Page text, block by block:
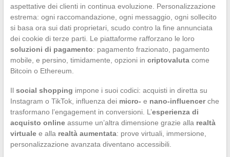
aspettative dei clienti in continua evoluzione. Personalizzazione
estrema: ogni raccomandazione, ogni messaggio, ogni sollecito
si basa ora sui dati proprietari, scudo contro la fine annunciata
dei cookie di terze parti. Le piattaforme rafforzano le loro
soluzioni di pagamento: pagamento frazionato, pagamento
mobile, e persino, timidamente, opzioni in criptovalutacome
Bitcoin o Ethereum.
Il social shopping impone i suoi codici: acquisti in diretta su
Instagram o TikTok, influenza dei micro- e nano-influencerche
trasformano l’engagement in conversioni. L’esperienza di
acquisto onlineassume un’altra dimensione grazie alla realtà
virtualee alla realtà aumentata: prove virtuali, immersione,
personalizzazione avanzata diventano accessibili.